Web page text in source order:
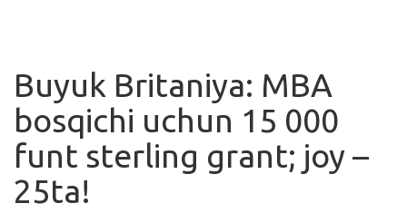
Ishlar
Kurslar
Blog
Yana
Buyuk Britaniya: MBA
bosqichi uchun 15 000
funt sterling grant; joy –
25ta!